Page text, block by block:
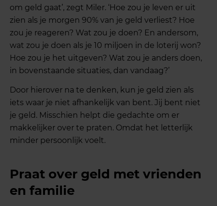
om geld gaat’, zegt Miler. ‘Hoe zou je leven er uit
zien als je morgen 90% van je geld verliest? Hoe
zou je reageren? Wat zou je doen? En andersom,
wat zou je doen als je 10 miljoen in de loterij won?
Hoe zou je het uitgeven? Wat zou je anders doen,
in bovenstaande situaties, dan vandaag?’
Door hierover na te denken, kun je geld zien als
iets waar je niet afhankelijk van bent. Jij bent niet
je geld. Misschien helpt die gedachte om er
makkelijker over te praten. Omdat het letterlijk
minder persoonlijk voelt.
Praat over geld met vrienden
en familie